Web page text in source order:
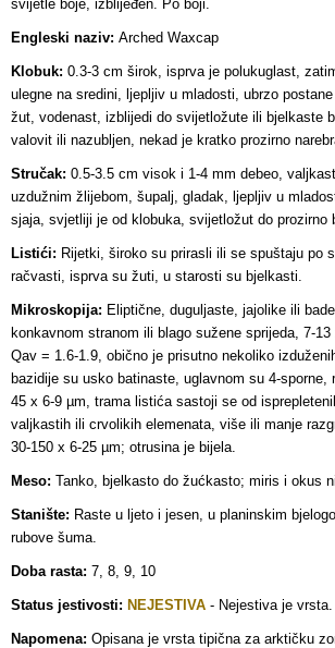
svijetle boje, izblijeđen. Po boji.
Engleski naziv: Arched Waxcap
Klobuk: 0.3-3 cm širok, isprva je polukuglast,
ulegne na sredini, ljepljiv u mladosti, ubrzo
žut, vodenast, izblijedi do svijetložute ili bjelkaste
valovit ili nazubljen, nekad je kratko prozirno
Stručak: 0.5-3.5 cm visok i 1-4 mm debeo,
uzdužnim žlijebom, šupalj, gladak, ljepljiv u
sjaja, svjetliji je od klobuka, svijetložut do prozirno
Listići: Rijetki, široko su prirasli ili se spuštaju po
račvasti, isprva su žuti, u starosti su bjelkasti.
Mikroskopija: Eliptične, duguljaste, jajolike ili
konkavnom stranom ili blago sužene sprijeda, 7-
Qav = 1.6-1.9, obično je prisutno nekoliko
bazidije su usko batinaste, uglavnom su 4-sporne,
45 x 6-9 µm, trama listića sastoji se od
valjkastih ili crvolikih elemenata, više ili manje
30-150 x 6-25 µm; otrusina je bijela.
Meso: Tanko, bjelkasto do žućkasto; miris i okus
Stanište: Raste u ljeto i jesen, u planinskim
rubove šuma.
Doba rasta: 7, 8, 9, 10
Status jestivosti: NEJESTIVA - Nejestiva je vrsta.
Napomena: Opisana je vrsta tipična za arktičku